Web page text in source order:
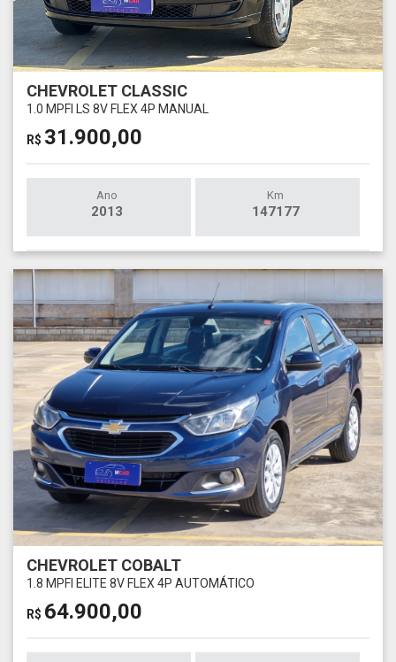
CHEVROLET CLASSIC
1.0 MPFI LS 8V FLEX 4P MANUAL
R$ 31.900,00
Ano
2013
Km
147177
CHEVROLET COBALT
1.8 MPFI ELITE 8V FLEX 4P AUTOMÁTICO
R$ 64.900,00